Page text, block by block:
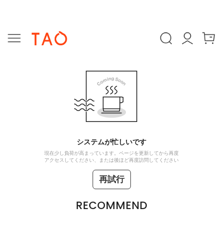
システムが忙しいです
現在少し負荷が高まっています。ページを更新してから再度
アクセスしてください、または後ほど再度訪問してください
再試行
RECOMMEND